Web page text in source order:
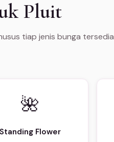
Pluit
tiap jenis bunga tersedia
🌺
Standing Flower